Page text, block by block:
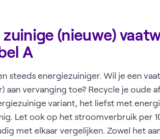
(nieuwe)
A
steeds energiezuiniger. Wil je een
aan vervanging toe? Recycle je oude
variant, het liefst met
Let ook op het stroomverbruik per
met elkaar vergelijken. Zowel het